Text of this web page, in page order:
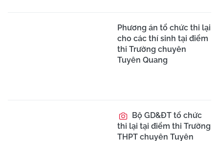
Phương án tổ chức thi lại
cho các thí sinh tại điểm
thi Trường chuyên
Tuyên Quang
Bộ GD&ĐT tổ chức
thi lại tại điểm thi Trường
THPT chuyên Tuyên